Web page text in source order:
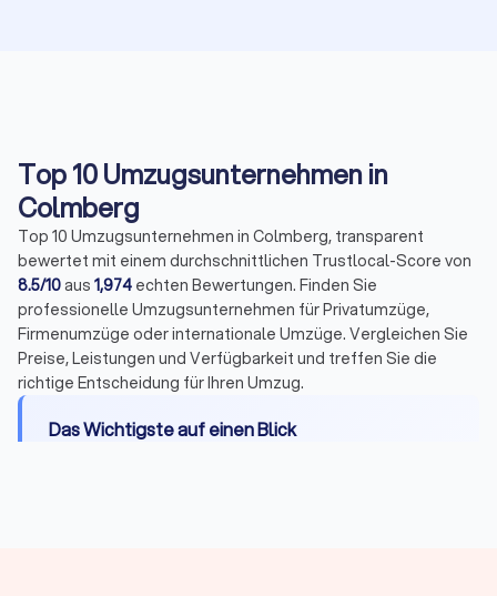
Top 10 Umzugsunternehmen in
Colmberg
Top 10 Umzugsunternehmen in Colmberg, transparent
bewertet mit einem durchschnittlichen Trustlocal-Score von
8.5/10aus 1,974 echten Bewertungen. Finden Sie
professionelle Umzugsunternehmen für Privatumzüge,
Firmenumzüge oder internationale Umzüge. Vergleichen Sie
Preise, Leistungen und Verfügbarkeit und treffen Sie die
richtige Entscheidung für Ihren Umzug.
Das Wichtigste auf einen Blick